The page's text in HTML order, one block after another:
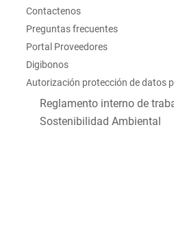
Contactenos
Preguntas frecuentes
Portal Proveedores
Digibonos
Autorización protección de datos
Reglamento interno de
Sostenibilidad Ambiental